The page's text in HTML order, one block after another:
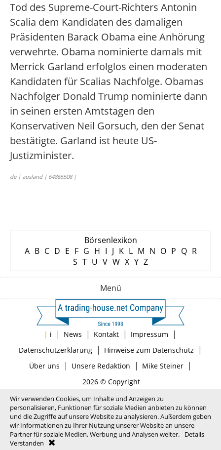
Tod des Supreme-Court-Richters Antonin
Scalia dem Kandidaten des damaligen
Präsidenten Barack Obama eine Anhörung
verwehrte. Obama nominierte damals mit
Merrick Garland erfolglos einen moderaten
Kandidaten für Scalias Nachfolge. Obamas
Nachfolger Donald Trump nominierte dann
in seinen ersten Amtstagen den
Konservativen Neil Gorsuch, den der Senat
bestätigte. Garland ist heute US-
Justizminister.
de | ausland | 64865508 |
Börsenlexikon
A B C D E F G H I J K L M N O P Q R
S T U V W X Y Z
Menü
| i | News | Kontakt | Impressum |
Datenschutzerklärung| Hinweise zum Datenschutz |
Über uns | Unsere Redaktion | Mike Steiner|
2026 © Copyright
Wir verwenden Cookies, um Inhalte und Anzeigen zu
personalisieren, Funktionen für soziale Medien anbieten zu können
und die Zugriffe auf unsere Website zu analysieren. Außerdem geben
wir Informationen zu Ihrer Nutzung unserer Website an unsere
Partner für soziale Medien, Werbung und Analysen weiter.
Details
Verstanden